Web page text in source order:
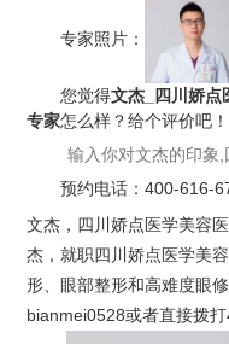
专家照片：
您觉得文杰_四川娇点
专家怎么样？给个评价吧！
预约电话：400-616-
文杰，四川娇点医学美容
杰，就职四川娇点医学美
形、眼部整形和高难度眼
bianmei0528或者直接拨